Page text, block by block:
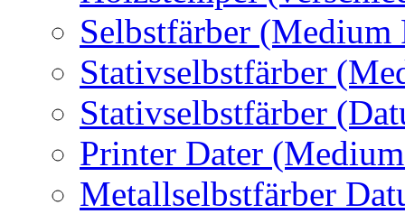
Selbstfärber (Medium
Stativselbstfärber
Stativselbstfärber
Printer Dater
Metallselbstfärber